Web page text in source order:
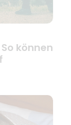
können